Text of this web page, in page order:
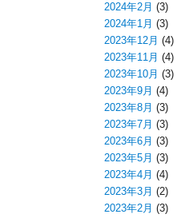
2024年2月 (3)
2024年1月 (3)
2023年12月 (4)
2023年11月 (4)
2023年10月 (3)
2023年9月 (4)
2023年8月 (3)
2023年7月 (3)
2023年6月 (3)
2023年5月 (3)
2023年4月 (4)
2023年3月 (2)
2023年2月 (3)